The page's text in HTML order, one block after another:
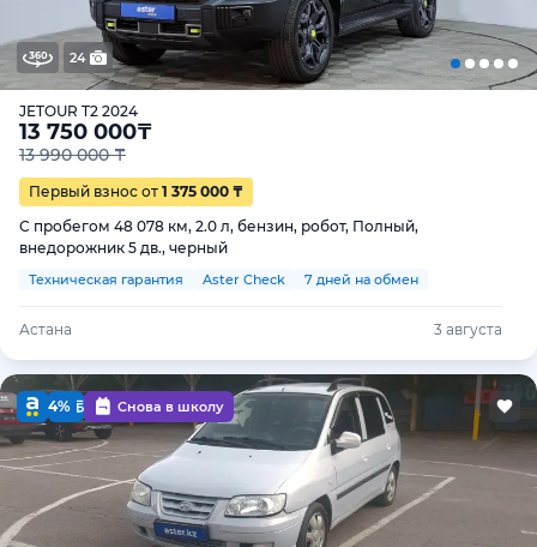
24
JETOUR T2 2024
13 750 000₸
13 990 000 ₸
Первый взнос от 1 375 000 ₸
С пробегом 48 078 км, 2.0 л, бензин, робот, Полный,
внедорожник 5 дв., черный
Техническая гарантия Aster Check 7 дней на обмен
Астана 3 августа
4% Снова в школу